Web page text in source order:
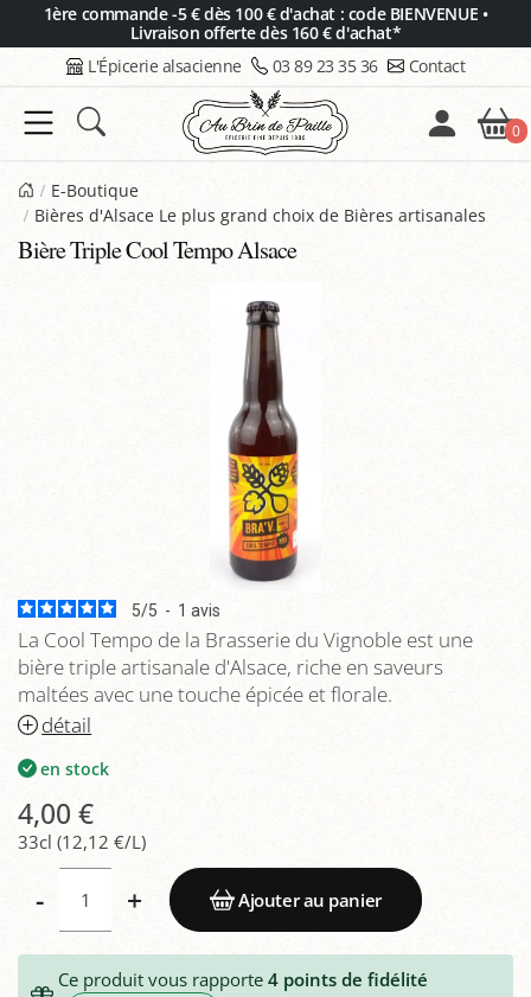
1ère commande -5 € dès 100 € d'achat : code BIENVENUE •
Livraison offerte dès 160 € d'achat*
L'Épicerie alsacienne 03 89 23 35 36 Contact
0
E-Boutique
Bières d'Alsace Le plus grand choix de Bières artisanales
Bière Triple Cool Tempo Alsace
5/5 - 1 avis
La Cool Tempo de la Brasserie du Vignoble est une
bière triple artisanale d'Alsace, riche en saveurs
maltées avec une touche épicée et florale.
détail
en stock
4,00 €
33cl (12,12 €/L)
- + Ajouter au panier
Ce produit vous rapporte 4points de fidélité
Panneau de gestion des cookies